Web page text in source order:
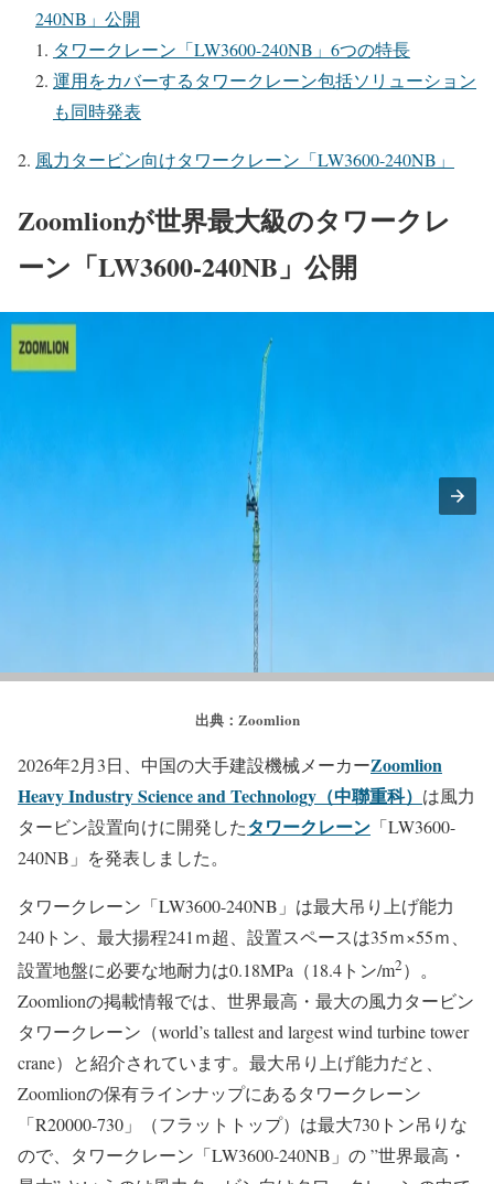
240NB」公開
タワークレーン「LW3600-240NB」6つの特長
運用をカバーするタワークレーン包括ソリューション
も同時発表
風力タービン向けタワークレーン「LW3600-240NB」
Zoomlionが世界最大級のタワークレ
ーン「LW3600-240NB」公開
出典：Zoomlion
2026年2月3日、中国の大手建設機械メーカーZoomlion
Heavy Industry Science and Technology（中聯重科） は風力
タービン設置向けに開発したタワークレーン 「LW3600-
240NB」を発表しました。
タワークレーン「LW3600-240NB」は最大吊り上げ能力
240トン、最大揚程241ｍ超、設置スペースは35ｍ×55ｍ、
設置地盤に必要な地耐力は0.18MPa（18.4トン/m2）。
Zoomlionの掲載情報では、世界最高・最大の風力タービン
タワークレーン（world’s tallest and largest wind turbine tower
crane）と紹介されています。最大吊り上げ能力だと、
Zoomlionの保有ラインナップにあるタワークレーン
「R20000-730」（フラットトップ）は最大730トン吊りな
ので、タワークレーン「LW3600-240NB」の ”世界最高・